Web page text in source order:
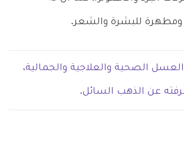
للبشرة والشعر.
العسل الصحية والعلاجية والجمالية،
عن الذهب السائل.